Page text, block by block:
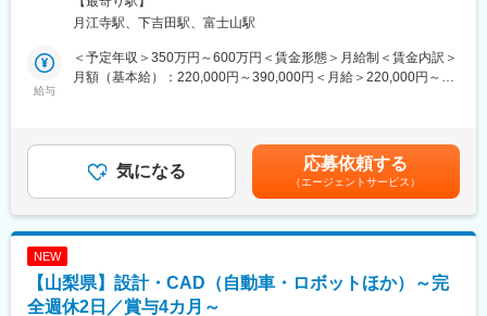
入社時研修：ご入社後2～3か月厚木（神奈川県）にてしっかりと
育成を行い基礎を学んでいただきます。
の配属となります。基礎業務部分からお任せしてまいります。
2回目以降配属：2回目以降希望の提出が可能、ご自身の描くキャ
■特徴：
・社風：自身の技術レベルを上げていく事を目的として入社する
社員が多く、社員で集まっての勉強会の実施や約600講座もの研
修制度など、学び教育していく文化です。
中核に携わる業務を行っております。研修のみでなく営業や所属
上長との面談も定期的にあり、現在のご自身のスキルやキャリア
■業務詳細：
(1)企業へのアプローチ
(2)人材ニーズをヒアリング
(3)企業担当の責任者・採用担当へ提案し、アプローチ
(1)売上管理・顧客コンディション管理・組織運営
(2)営業の活動量管理、数値分析、営業戦略の企画立案など
あった企業や別拠点で取引のある企業を中心にアプローチしてい
ただきます。
月江寺駅、下吉田駅、富士山駅
給与
＜予定年収＞350万円～600万円＜賃金形態＞月給制＜賃金内訳＞
月額（基本給）：220,000円～390,000円＜月給＞220,000円～
～※（賞与1ヶ月×年2回）・管理職想定年収：480万～※（賞与1.5
ヶ月×年2回）賃金はあくまでも目安の金額であり、選考を通じて
上下する可能性があります。月給(月額)は固定手当を含めた表記で
す。
気になる 応募依頼する
（エージェントサービス）
NEW
【山梨県】設計・CAD（自動車・ロボットほか）～完
全週休2日／賞与4カ月～